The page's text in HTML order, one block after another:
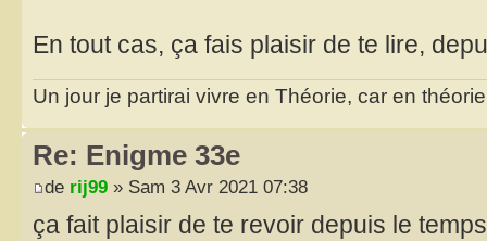
En tout cas, ça fais plaisir de te lire,
Un jour je partirai vivre en Théorie, car en
Re: Enigme 33e
de rij99 » Sam 3 Avr 2021 07:38
ça fait plaisir de te revoir depuis le